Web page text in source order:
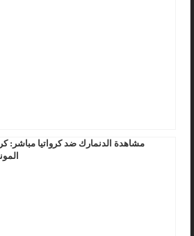
مشاهدة الدنمارك ضد كرواتيا مباشر: